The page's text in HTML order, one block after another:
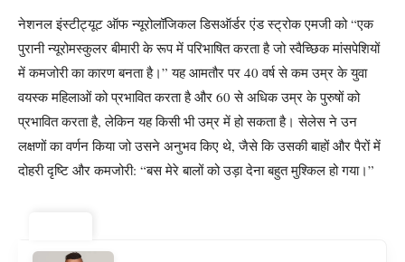
नेशनल इंस्टीट्यूट ऑफ न्यूरोलॉजिकल डिसऑर्डर एंड स्ट्रोक एमजी को “एक
पुरानी न्यूरोमस्कुलर बीमारी के रूप में परिभाषित करता है जो स्वैच्छिक मांसपेशियों
में कमजोरी का कारण बनता है।” यह आमतौर पर 40 वर्ष से कम उम्र के युवा
वयस्क महिलाओं को प्रभावित करता है और 60 से अधिक उम्र के पुरुषों को
प्रभावित करता है, लेकिन यह किसी भी उम्र में हो सकता है। सेलेस ने उन
लक्षणों का वर्णन किया जो उसने अनुभव किए थे, जैसे कि उसकी बाहों और पैरों में
दोहरी दृष्टि और कमजोरी: “बस मेरे बालों को उड़ा देना बहुत मुश्किल हो गया।”